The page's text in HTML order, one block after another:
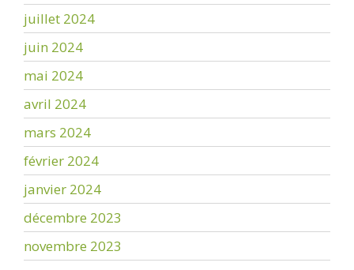
juillet 2024
juin 2024
mai 2024
avril 2024
mars 2024
février 2024
janvier 2024
décembre 2023
novembre 2023